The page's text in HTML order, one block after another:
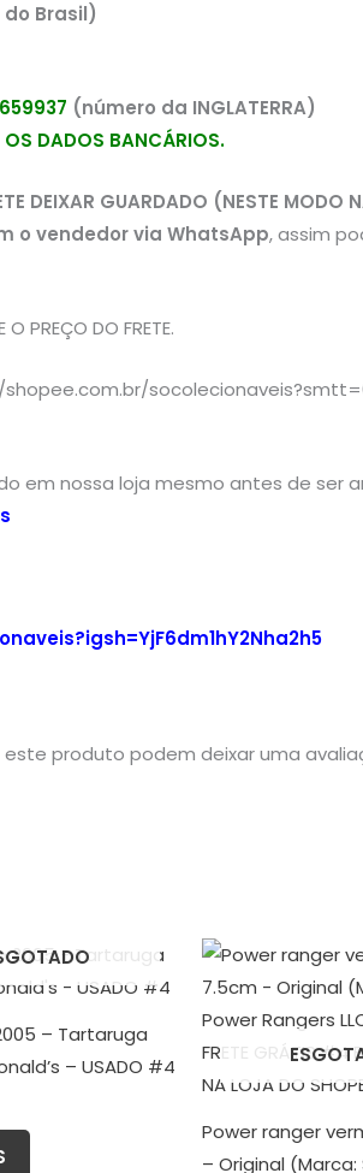
Brasil)
(número da INGLATERRA)
OS DADOS BANCÁRIOS.
DEIXAR GUARDADO (NESTE MODO
o vendedor via WhatsApp, assim
PREÇO DO FRETE.
em nossa loja mesmo antes de ser
produto podem deixar uma
– Tartaruga
– USADO #4
Power ranger
– Original (Marca: